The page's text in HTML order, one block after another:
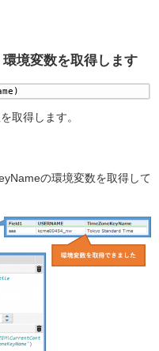
境変数を取得します
取得します。
の環境変数を取得して